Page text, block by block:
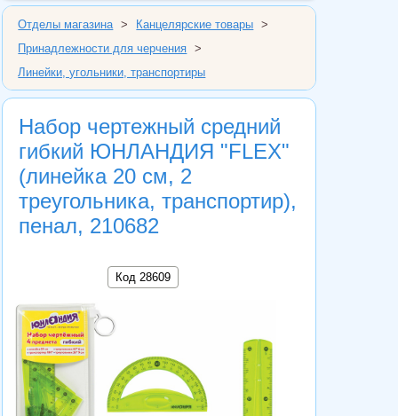
Отделы магазина > Канцелярские товары
>
Принадлежности для черчения
>
Линейки, угольники, транспортиры
Набор чертежный средний
гибкий ЮНЛАНДИЯ "FLEX"
(линейка 20 см, 2
треугольника, транспортир),
пенал, 210682
Код 28609